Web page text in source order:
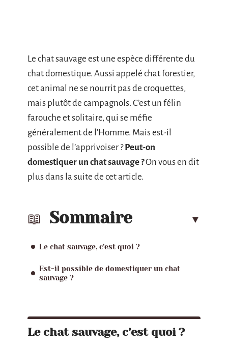
Le chat sauvage est une espèce différente du
chat domestique. Aussi appelé chat forestier,
cet animal ne se nourrit pas de croquettes,
mais plutôt de campagnols. C’est un félin
farouche et solitaire, qui se méfie
généralement de l’Homme. Mais est-il
possible de l’apprivoiser ?Peut-on
domestiquer un chat sauvage ?On vous en dit
plus dans la suite de cet article.
Sommaire
Le chat sauvage, c’est quoi ?
Est-il possible de domestiquer un chat
sauvage ?
Le chat sauvage, c’est quoi ?